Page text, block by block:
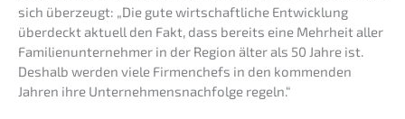
sich überzeugt: „Die gute wirtschaft­li­che Entwick­lung
überdeckt aktuell den Fakt, dass bereits eine Mehrheit aller
Famili­en­un­ter­neh­mer in der Region älter als 50 Jahre ist.
Deshalb werden viele Firmen­chefs in den kommen­den
Jahren ihre Unternehmens­nachfolge regeln.“